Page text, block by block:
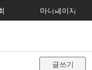
마이페이지
글쓰기